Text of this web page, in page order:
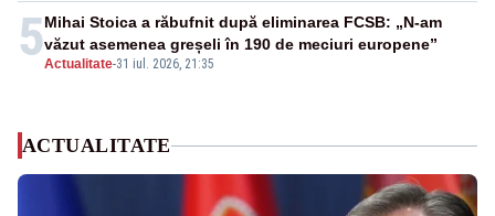
5Actualitate-31 iul. 2026, 21:35
Mihai Stoica a răbufnit după eliminarea FCSB: „N-am
văzut asemenea greșeli în 190 de meciuri europene”
ACTUALITATE